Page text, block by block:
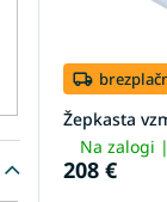
e
l
k
o
v
u
c
t
s
Žepkasta
Na zalogi
208 €